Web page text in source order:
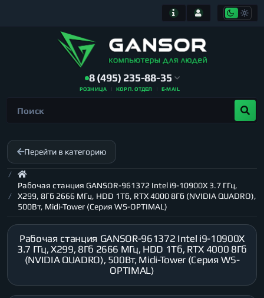
8 (495) 235-88-35
РОЗНИЦА КОРП. ОТДЕЛ E-MAIL
Перейти в категорию
Рабочая станция GANSOR-961372 Intel i9-10900X 3.7 ГГц,
X299, 8Гб 2666 МГц, HDD 1Тб, RTX 4000 8Гб (NVIDIA QUADRO),
500Вт, Midi-Tower (Серия WS-OPTIMAL)
Рабочая станция GANSOR-961372 Intel i9-10900X
3.7 ГГц, X299, 8Гб 2666 МГц, HDD 1Тб, RTX 4000 8Гб
(NVIDIA QUADRO), 500Вт, Midi-Tower (Серия WS-
OPTIMAL)